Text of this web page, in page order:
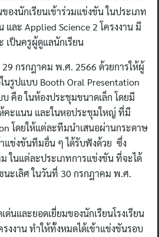
องนักเรียนเข้าร่วมแข่งขัน ในประเภท
และ Applied Science 2 โครงงาน มี
เป็นครูผู้ดูแลนักเรียน
กรกฎาคม พ.ศ. 2566 ด้วยการให้ผู้
นรูปแบบ Booth Oral Presentation
คือ ในห้องประชุมขนาดเล็ก โดยมี
คะแนน และในหอประชุมใหญ่ ที่มี
โดยให้แต่ละทีมนำเสนอผ่านกระดาษ
แข่งขันทีมอื่น ๆ ได้รับฟังด้วย ซึ่ง
ในแต่ละประเภทการแข่งขัน ที่จะได้
นะเลิศ ในวันที่ 30 กรกฎาคม พ.ศ.
ด่นและยอดเยี่ยมของนักเรียนโรงเรียน
งงาน ทำให้ทั้งหมดได้เข้าแข่งขันรอบ